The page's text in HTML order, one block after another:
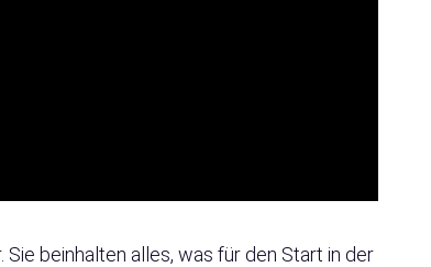
beinhalten alles, was für den Start in der